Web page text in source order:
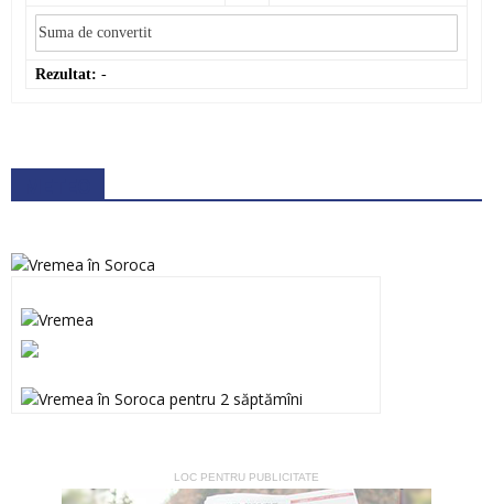
Rezultat: -
LOC PENTRU PUBLICITATE